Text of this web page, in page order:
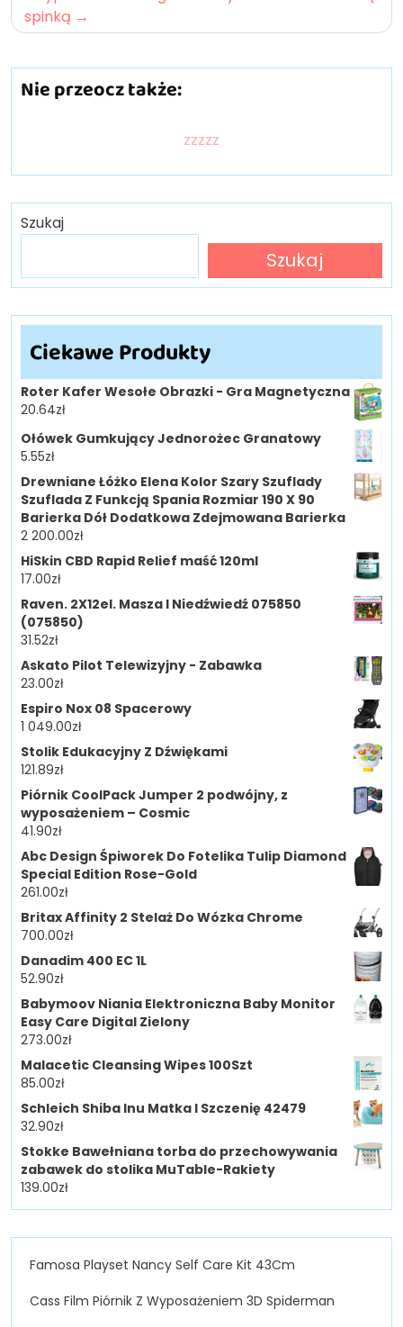
spinką
Nie przeocz także:
zzzzz
Szukaj
Szukaj
Ciekawe Produkty
Roter Kafer Wesołe Obrazki - Gra Magnetyczna
20.64zł
Ołówek Gumkujący Jednorożec Granatowy
5.55zł
Drewniane Łóżko Elena Kolor Szary Szuflady
Szuflada Z Funkcją Spania Rozmiar 190 X 90
Barierka Dół Dodatkowa Zdejmowana Barierka
2 200.00zł
HiSkin CBD Rapid Relief maść 120ml
17.00zł
Raven. 2X12el. Masza I Niedźwiedź 075850
(075850)
31.52zł
Askato Pilot Telewizyjny - Zabawka
23.00zł
Espiro Nox 08 Spacerowy
1 049.00zł
Stolik Edukacyjny Z Dźwiękami
121.89zł
Piórnik CoolPack Jumper 2 podwójny, z
wyposażeniem – Cosmic
41.90zł
Abc Design Śpiworek Do Fotelika Tulip Diamond
Special Edition Rose-Gold
261.00zł
Britax Affinity 2 Stelaż Do Wózka Chrome
700.00zł
Danadim 400 EC 1L
52.90zł
Babymoov Niania Elektroniczna Baby Monitor
Easy Care Digital Zielony
273.00zł
Malacetic Cleansing Wipes 100Szt
85.00zł
Schleich Shiba Inu Matka I Szczenię 42479
32.90zł
Stokke Bawełniana torba do przechowywania
zabawek do stolika MuTable-Rakiety
139.00zł
Famosa Playset Nancy Self Care Kit 43Cm
Cass Film Piórnik Z Wyposażeniem 3D Spiderman